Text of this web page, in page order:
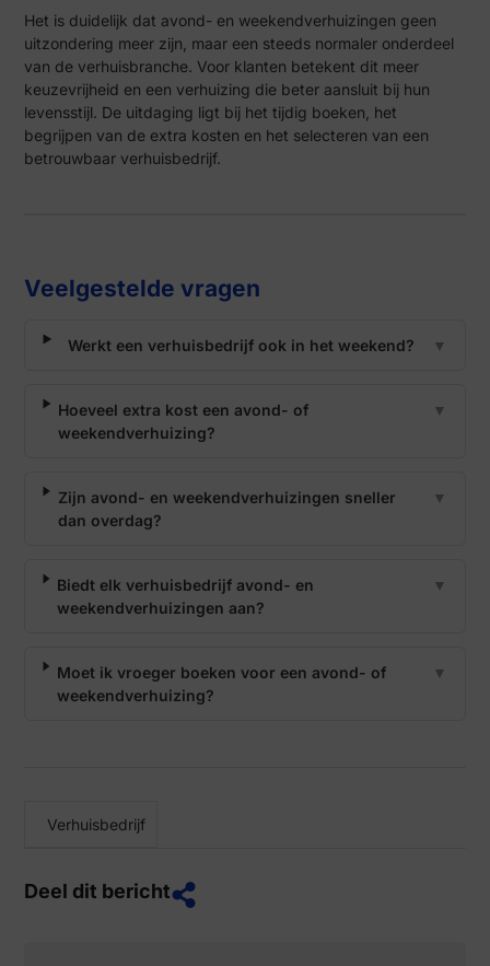
Het is duidelijk dat avond- en weekendverhuizingen geen
uitzondering meer zijn, maar een steeds normaler onderdeel
van de verhuisbranche. Voor klanten betekent dit meer
keuzevrijheid en een verhuizing die beter aansluit bij hun
levensstijl. De uitdaging ligt bij het tijdig boeken, het
begrijpen van de extra kosten en het selecteren van een
betrouwbaar verhuisbedrijf.
Veelgestelde vragen
Werkt een verhuisbedrijf ook in het weekend? ▼
Hoeveel extra kost een avond- of
weekendverhuizing?
▼
Zijn avond- en weekendverhuizingen sneller
dan overdag?
▼
Biedt elk verhuisbedrijf avond- en
weekendverhuizingen aan?
▼
Moet ik vroeger boeken voor een avond- of
weekendverhuizing?
▼
Verhuisbedrijf
Deel dit bericht